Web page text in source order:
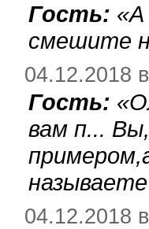
Гость: «А
смешите
04.12.2018
Гость: «
вам п...
04.12.2018